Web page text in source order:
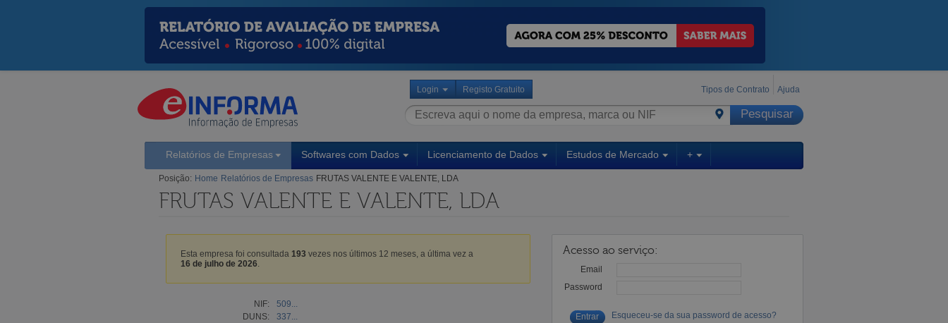
Login Registo Gratuito Tipos de Contrato Ajuda
Relatórios de Empresas Softwares com Dados Licenciamento de Dados Estudos de Mercado +
Posição: Home Relatórios de Empresas FRUTAS VALENTE E VALENTE, LDA
FRUTAS VALENTE E VALENTE, LDA
Esta empresa foi consultada 193 vezes nos últimos 12 meses, a última vez a
16 de julho de 2026
NIF:
509...
DUNS:
337...
Acesso ao serviço:
Email
Password
Esqueceu-se da sua password de acesso?